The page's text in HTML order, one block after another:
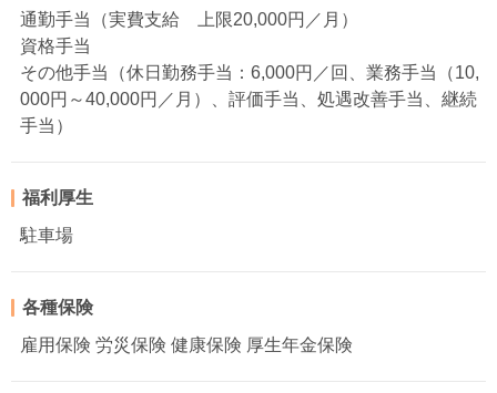
通勤手当（実費支給 上限20,000円／月）
資格手当
その他手当（休日勤務手当：6,000円／回、業務手当（10,
000円～40,000円／月）、評価手当、処遇改善手当、継続
手当）
福利厚生
駐車場
各種保険
雇用保険 労災保険 健康保険 厚生年金保険